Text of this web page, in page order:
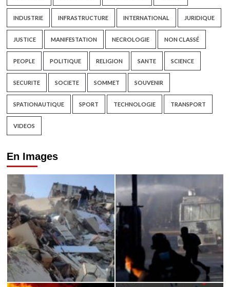
INDUSTRIE INFRASTRUCTURE INTERNATIONAL JURIDIQUE
JUSTICE MANIFESTATION NECROLOGIE NON CLASSÉ
PEOPLE POLITIQUE RELIGION SANTE SCIENCE
SECURITE SOCIETE SOMMET SOUVENIR
SPATIONAUTIQUE SPORT TECHNOLOGIE TRANSPORT
VIDEOS
En Images